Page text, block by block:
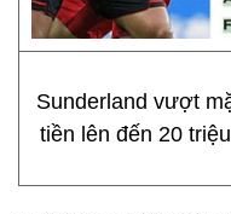
Sunderland vượt
tiền lên đến 20